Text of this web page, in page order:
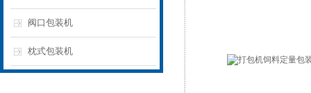
阀口包装机
枕式包装机